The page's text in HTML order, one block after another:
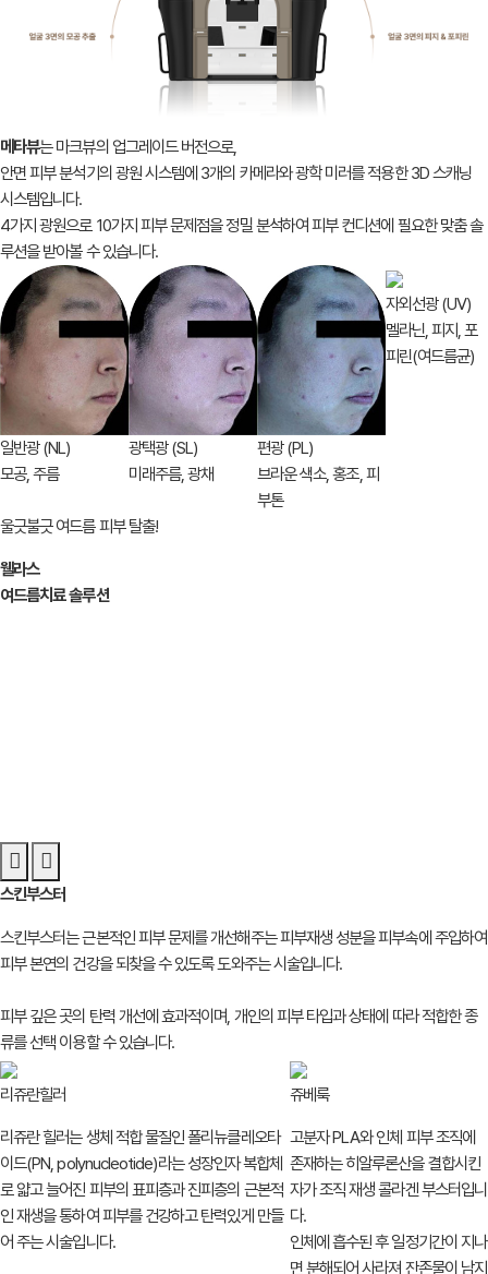
메타뷰는 마크뷰의 업그레이드 버전으로,
안면 피부 분석기의 광원 시스템에 3개의 카메라와광학 미러를 적용한 3D 스캐닝
시스템입니다.
4가지 광원으로 10가지 피부 문제점을 정밀 분석하여피부 컨디션에 필요한 맞춤 솔
루션을 받아볼 수 있습니다.
일반광 (NL)
모공, 주름
광택광 (SL)
미래주름, 광채
편광 (PL)
브라운 색소, 홍조, 피
부톤
자외선광 (UV)
멜라닌, 피지, 포
피린(여드름균)
울긋불긋 여드름 피부 탈출!
웰라스
여드름치료 솔루션
스킨부스터
피부 본연의 건강을 되찾을 수있도록 도와주는 시술입니다.
피부 깊은 곳의 탄력 개선에 효과적이며, 개인의 피부 타입과 상태에 따라 적합한
류를 선택 이용할 수 있습니다.
리쥬란힐러
리쥬란 힐러는 생체 적합 물질인폴리뉴클레오타
이드(PN, polynucleotide)라는성장인자 복합체
로 얇고 늘어진 피부의
쥬베룩
고분자 PLA와 인체 피부 조직에
존재하는 히알루론산을 결합시킨
자가 조직 재생 콜라겐 부스터입니
다.